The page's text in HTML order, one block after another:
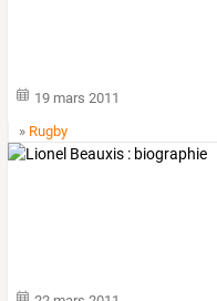
19 mars 2011
» Rugby